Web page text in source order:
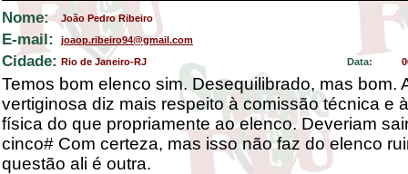
Nome: João Pedro Ribeiro
E-mail: joaop.ribeiro94@gmail.com
Cidade: Rio de Janeiro-RJ Data:
Temos bom elenco sim. Desequilibrado, mas bom.
vertiginosa diz mais respeito à comissão técnica e
física do que propriamente ao elenco. Deveriam
cinco# Com certeza, mas isso não faz do elenco
questão ali é outra.